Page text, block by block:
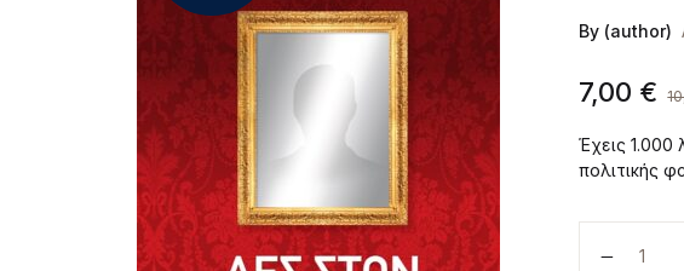
By (author)
7,00 €
Έχεις 1.000
πολιτικής